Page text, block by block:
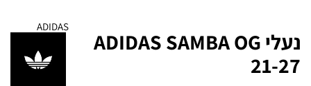
נעלי ADIDAS SAMBA OG
21-27
ADIDAS